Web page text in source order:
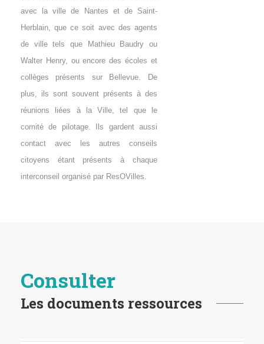
avec la ville de Nantes et de Saint-
Herblain, que ce soit avec des agents
de ville tels que Mathieu Baudry ou
Walter Henry, ou encore des écoles et
collèges présents sur Bellevue. De
plus, ils sont souvent présents à des
réunions liées à la Ville, tel que le
comité de pilotage. Ils gardent aussi
contact avec les autres conseils
citoyens étant présents à chaque
interconseil organisé par ResOVilles.
Consulter
Les documents ressources